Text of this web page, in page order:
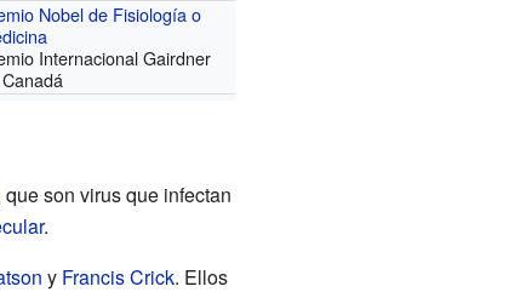
Nobel de Fisiología o
Internacional Gairdner
que son virus que infectan
.
y Francis Crick. Ellos